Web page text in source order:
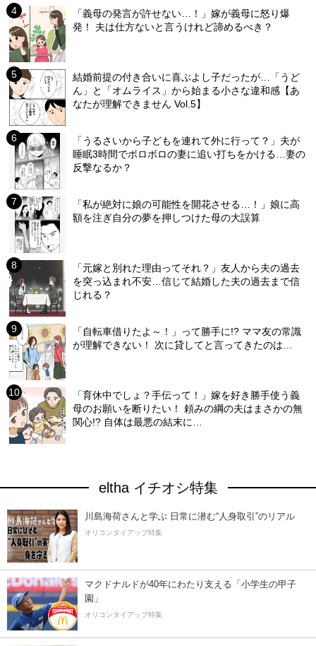
「義母の発言が許せない…！」嫁が義母に怒り爆
発！ 夫は仕方ないと言うけれど諦めるべき？
結婚前提の付き合いに喜ぶよし子だったが…「うど
ん」と「オムライス」から始まる小さな違和感【あ
なたが理解できません Vol.5】
「うるさいから子どもを連れて外に行って？」夫が
睡眠3時間でボロボロの妻に追い打ちをかける…妻の
反撃なるか？
「私が絶対に娘の可能性を開花させる…！」娘に高
額を注ぎ自分の夢を押しつけた母の大誤算
「元嫁と別れた理由ってそれ？」友人から夫の過去
を突っ込まれ不安…信じて結婚した夫の過去まで信
じれる？
「自転車借りたよ～！」って勝手に!? ママ友の常識
が理解できない！ 次に貸してと言ってきたのは…
「育休中でしょ？手伝って！」嫁を好き勝手使う義
母のお願いを断りたい！ 頼みの綱の夫はまさかの無
関心!? 自体は最悪の結末に…
eltha イチオシ特集
川島海荷さんと学ぶ 日常に潜む“人身取引”のリアル
オリコンタイアップ特集
マクドナルドが40年にわたり支える「小学生の甲子
園」
オリコンタイアップ特集